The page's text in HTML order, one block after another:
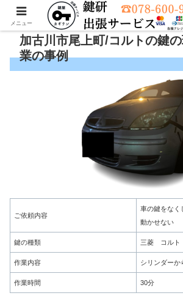
加古川市尾上町/コルトの鍵
業の事例
ご依頼内容
車の鍵をなく
動かせない
鍵の種類 三菱 コルト
作業内容 シリンダーか
作業時間 30分
メニュー